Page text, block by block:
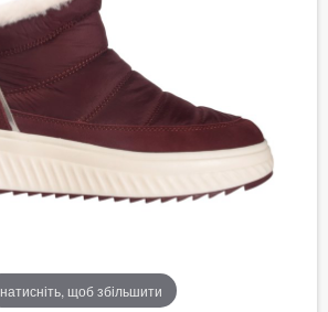
натисніть, щоб збільшити